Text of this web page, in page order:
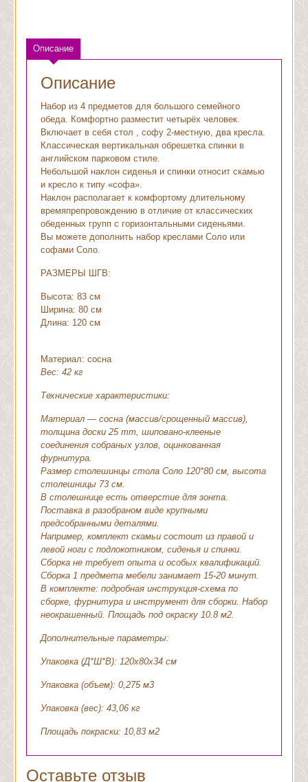
Описание
Описание
Набор из 4 предметов для большого семейного
обеда. Комфортно разместит четырёх человек.
Включает в себя стол , софу 2-местную, два кресла.
Классическая вертикальная обрешетка спинки в
английском парковом стиле.
Небольшой наклон сиденья и спинки относит скамью
и кресло к типу «софа».
Наклон располагает к комфортому длительному
времяпрепровождению в отличие от классических
обеденных групп с горизонтальными сиденьями.
Вы можете дополнить набор креслами Соло или
софами Соло.
РАЗМЕРЫ ШГВ:
Высота: 83 см
Ширина: 80 см
Длина: 120 см
Материал: сосна
Вес: 42 кг
Технические характеристики:
Материал — сосна (массив/срощенный массив),
толщина доски 25 mm, шиповано-клееные
соединения собраных узлов, оцинкованная
фурнитура.
Размер столешинцы стола Соло 120*80 см, высота
столешницы 73 см.
В столешнице есть отверстие для зонта.
Поставка в разобраном виде крупными
предсобранными деталями.
Например, комплект скамьи состоит из правой и
левой ноги с подлокотником, сиденья и спинки.
Сборка не требует опыта и особых квалификаций.
Сборка 1 предмета мебели занимает 15-20 минут.
В комплекте: подробная инструкция-схема по
сборке, фурнитура и инструмент для сборки. Набор
неокрашенный. Площадь под окраску 10.8 м2.
Дополнительные параметры:
Упаковка (Д*Ш*В): 120x80x34 см
Упаковка (объем): 0,275 м3
Упаковка (вес): 43,06 кг
Площадь покраски: 10,83 м2
Оставьте отзыв